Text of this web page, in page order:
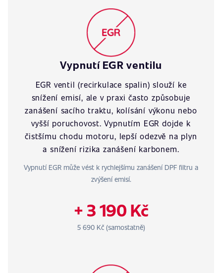
Vypnutí EGR ventilu
EGR ventil (recirkulace spalin) slouží ke
snížení emisí, ale v praxi často způsobuje
zanášení sacího traktu, kolísání výkonu nebo
vyšší poruchovost. Vypnutím EGR dojde k
čistšímu chodu motoru, lepší odezvě na plyn
a snížení rizika zanášení karbonem.
Vypnutí EGR může vést k rychlejšímu zanášení DPF filtru a
zvýšení emisí.
+ 3 190 Kč
5 690 Kč (samostatně)